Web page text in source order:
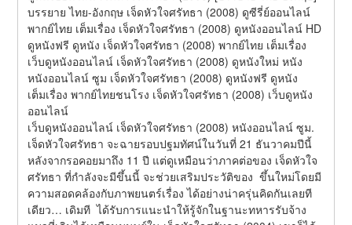
บรรยาย ไทย-อังกฤษ เจ็ดหัวใจศรัทธา (2008) ดูซีรี่ย์ออนไลน์
พากย์ไทย เต็มเรื่อง เจ็ดหัวใจศรัทธา (2008) ดูหนังออนไลน์ HD
ดูหนังฟรี ดูหนัง เจ็ดหัวใจศรัทธา (2008) พากย์ไทย เต็มเรื่อง
เว็บดูหนังออนไลน์ เจ็ดหัวใจศรัทธา (2008) ดูหนังใหม่ หนัง
หนังออนไลน์ ซูม เจ็ดหัวใจศรัทธา (2008) ดูหนังฟรี ดูหนัง
เต็มเรื่อง พากย์ไทยชนโรง เจ็ดหัวใจศรัทธา (2008) เว็บดูหนัง
ออนไลน์
เว็บดูหนังออนไลน์ เจ็ดหัวใจศรัทธา (2008) หนังออนไลน์ ซูม.
เจ็ดหัวใจศรัทธา จะฉายรอบปฐมทัศน์ในวันที่ 21 ธันวาคมปีนี้
หลังจากรอคอยมาถึง 11 ปี แต่ดูเหมือนว่าภาคต่อของ เจ็ดหัวใจ
ศรัทธา ที่กำลังจะมีขึ้นนี้ จะช่วยเสริมประวัติของ  ขึ้นใหม่โดยมี
ความสอดคล้องกับภาพยนตร์เรื่อง ได้อย่างน่าครุ่นคิดกันเลยที
เดียว… เดิมที  ได้รับการแนะนำให้รู้จักในฐานะทหารรับจ้าง